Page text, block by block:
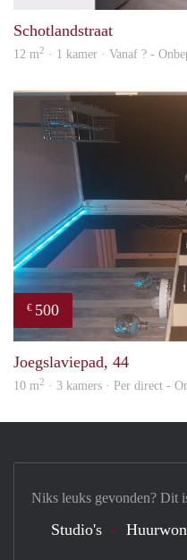
Schotlandstraat
12 m2 · 1 kamer · Vanaf ? -
€ 500
Joegslaviepad, 44
10 m2 · 3 kamers · Per direct -
Niks leuks gevonden? Dit
Studio's